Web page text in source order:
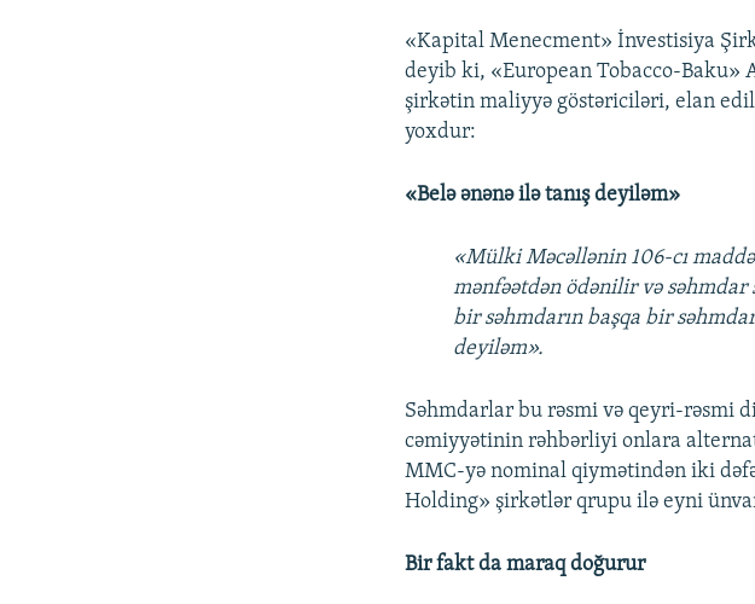
«Kapital Menecment» İnvestisiya
deyib ki, «European Tobacco-Baku»
şirkətin maliyyə göstəriciləri, elan
yoxdur:
«Belə ənənə ilə tanış deyiləm»
«Mülki Məcəllənin 106-cı
mənfəətdən ödənilir və
bir səhmdarın başqa bir
deyiləm».
Səhmdarlar bu rəsmi və qeyri-rəsmi
cəmiyyətinin rəhbərliyi onlara
MMC-yə nominal qiymətindən iki
Holding» şirkətlər qrupu ilə eyni
Bir fakt da maraq doğurur